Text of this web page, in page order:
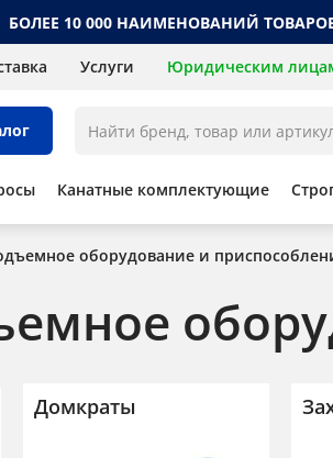
БОЛЕЕ 10 000 НАИМЕНОВАНИЙ
Услуги Юридическим
Канатные комплектующие
оборудование и
Домкраты